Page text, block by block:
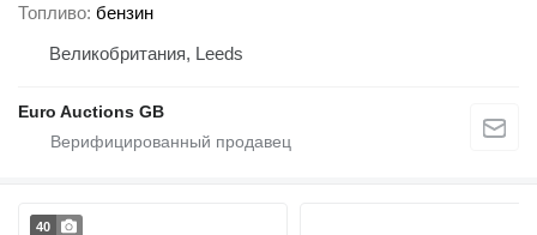
Топливо бензин
Великобритания, Leeds
Euro Auctions GB
40